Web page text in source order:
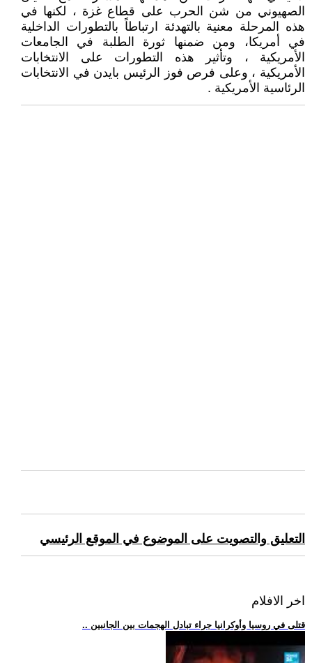
الصهيوني من شن الحرب على قطاع غزة ، لكنها في
هذه المرحلة معنية بالتهدئة ارتباطاً بالتطورات الداخلية
في أمريكا، ومن ضمنها ثورة الطلبة في الجامعات
الأمريكية ، وتأثير هذه التطورات على الانتخابات
الأمريكية ، وعلى فرص فوز الرئيس بايدن في الانتخابات
الرئاسية الأمريكية .
التعليق والتصويت على الموضوع في الموقع الرئيسي
اخر الافلام
.. قتلى في روسيا وأوكرانيا جراء تبادل الهجمات بين الجانبين